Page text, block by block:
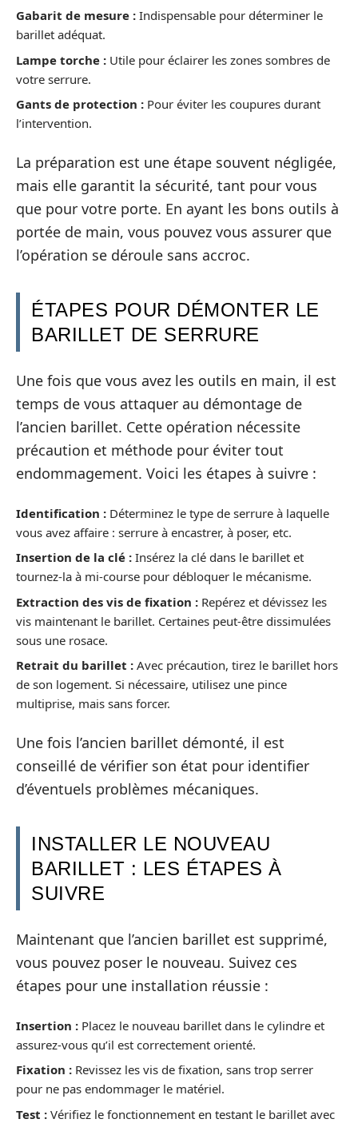
Gabarit de mesure : Indispensable pour déterminer le
barillet adéquat.
Lampe torche : Utile pour éclairer les zones sombres de
votre serrure.
Gants de protection : Pour éviter les coupures durant
l’intervention.
La préparation est une étape souvent négligée,
mais elle garantit la sécurité, tant pour vous
que pour votre porte. En ayant les bons outils à
portée de main, vous pouvez vous assurer que
l’opération se déroule sans accroc.
ÉTAPES POUR DÉMONTER LE
BARILLET DE SERRURE
Une fois que vous avez les outils en main, il est
temps de vous attaquer au démontage de
l’ancien barillet. Cette opération nécessite
précaution et méthode pour éviter tout
endommagement. Voici les étapes à suivre :
Identification : Déterminez le type de serrure à laquelle
vous avez affaire : serrure à encastrer, à poser, etc.
Insertion de la clé : Insérez la clé dans le barillet et
tournez-la à mi-course pour débloquer le mécanisme.
Extraction des vis de fixation : Repérez et dévissez les
vis maintenant le barillet. Certaines peut-être dissimulées
sous une rosace.
Retrait du barillet : Avec précaution, tirez le barillet hors
de son logement. Si nécessaire, utilisez une pince
multiprise, mais sans forcer.
Une fois l’ancien barillet démonté, il est
conseillé de vérifier son état pour identifier
d’éventuels problèmes mécaniques.
INSTALLER LE NOUVEAU
BARILLET : LES ÉTAPES À
SUIVRE
Maintenant que l’ancien barillet est supprimé,
vous pouvez poser le nouveau. Suivez ces
étapes pour une installation réussie :
Insertion : Placez le nouveau barillet dans le cylindre et
assurez-vous qu’il est correctement orienté.
Fixation : Revissez les vis de fixation, sans trop serrer
pour ne pas endommager le matériel.
Test : Vérifiez le fonctionnement en testant le barillet avec